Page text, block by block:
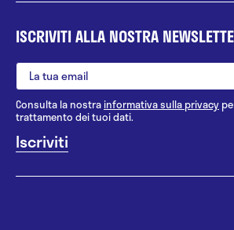
ISCRIVITI ALLA NOSTRA
Consulta la nostrainformativa sulla privacy
trattamento dei tuoi dati.